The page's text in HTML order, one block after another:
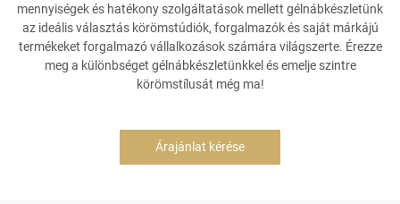
mennyiségek és hatékony szolgáltatások mellett gélnábkészletünk
az ideális választás körömstúdiók, forgalmazók és saját márkájú
termékeket forgalmazó vállalkozások számára világszerte. Érezze
meg a különbséget gélnábkészletünkkel és emelje szintre
körömstílusát még ma!
Árajánlat kérése